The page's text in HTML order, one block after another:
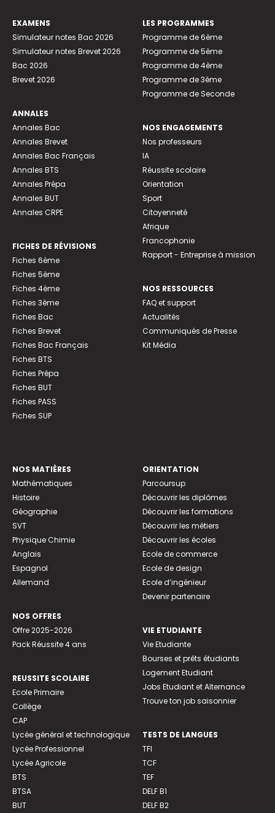
EXAMENS
Simulateur notes Bac 2026
Simulateur notes Brevet 2026
Bac 2026
Brevet 2026
ANNALES
Annales Bac
Annales Brevet
Annales Bac Français
Annales BTS
Annales Prépa
Annales BUT
Annales CRPE
FICHES DE RÉVISIONS
Fiches 6ème
Fiches 5ème
Fiches 4ème
Fiches 3ème
Fiches Bac
Fiches Brevet
Fiches Bac Français
Fiches BTS
Fiches Prépa
Fiches BUT
Fiches PASS
Fiches SUP
LES PROGRAMMES
Programme de 6ème
Programme de 5ème
Programme de 4ème
Programme de 3ème
Programme de Seconde
NOS ENGAGEMENTS
Nos professeurs
IA
Réussite scolaire
Orientation
Sport
Citoyenneté
Afrique
Francophonie
Rapport - Entreprise à mission
NOS RESSOURCES
FAQ et support
Actualités
Communiqués de Presse
Kit Média
NOS MATIÈRES
Mathématiques
Histoire
Géographie
SVT
Physique Chimie
Anglais
Espagnol
Allemand
NOS OFFRES
Offre 2025-2026
Pack Réussite 4 ans
REUSSITE SCOLAIRE
Ecole Primaire
Collège
CAP
Lycée général et technologique
Lycée Professionnel
Lycée Agricole
BTS
BTSA
BUT
ORIENTATION
Parcoursup
Découvrir les diplômes
Découvrir les formations
Découvrir les métiers
Découvrir les écoles
Ecole de commerce
Ecole de design
Ecole d’ingénieur
Devenir partenaire
VIE ETUDIANTE
Vie Etudiante
Bourses et prêts étudiants
Logement Etudiant
Jobs Etudiant et Alternance
Trouve ton job saisonnier
TESTS DE LANGUES
TFI
TCF
TEF
DELF B1
DELF B2